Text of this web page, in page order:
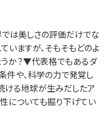
では美しさの評価だけでな
いますが、そもそもどのよ
か？▼代表格でもあるダ
件や、科学の力で発覚し
る地球が生みだしたア
性についても掘り下げてい